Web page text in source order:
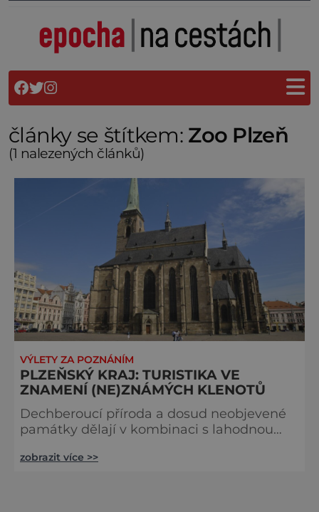
články se štítkem: Zoo Plzeň
(1 nalezených článků)
VÝLETY ZA POZNÁNÍM
PLZEŇSKÝ KRAJ: TURISTIKA VE
ZNAMENÍ (NE)ZNÁMÝCH KLENOTŮ
Dechberoucí příroda a dosud neobjevené
památky dělají v kombinaci s lahodnou
která je neodolatelná po celý rok. Ačkoli si
zobrazit více >>